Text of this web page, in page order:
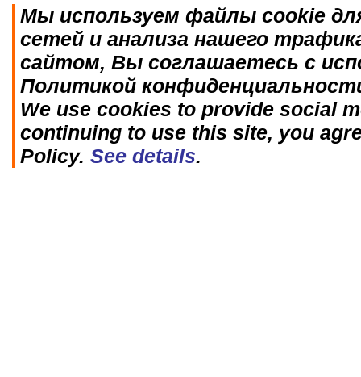
Мы используем файлы cookie
сетей и анализа нашего
сайтом, Вы соглашаетесь с
Политикой
We use cookies to provide social
continuing to use this site, you
Policy. See details.